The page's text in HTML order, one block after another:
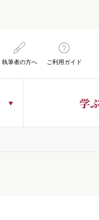
執筆者の方へ ご利用ガイド
学